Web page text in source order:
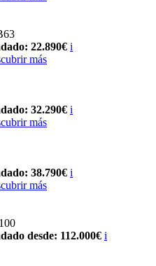
22.890€ i
más
32.290€ i
más
38.790€ i
más
desde: 112.000€ i